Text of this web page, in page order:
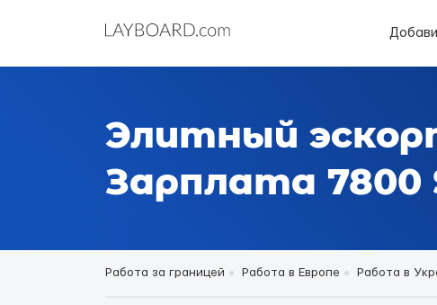
Элитный
Зарплата 7800
Работа за границей Работа в Европе Работа в